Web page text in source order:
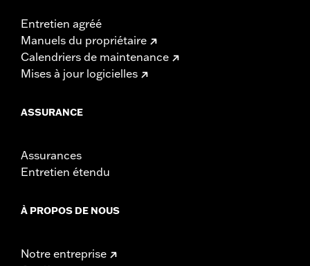
Entretien agréé
Manuels du propriétaire
Calendriers de maintenance
Mises à jour logicielles
ASSURANCE
Assurances
Entretien étendu
À PROPOS DE NOUS
Notre entreprise